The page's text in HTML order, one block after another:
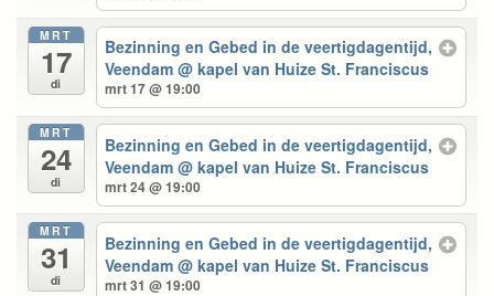
MRT
17
di
Bezinning en Gebed in de veertigdagentijd,
Veendam@ kapel van Huize St. Franciscus
mrt 17 @ 19:00
MRT
24
di
Bezinning en Gebed in de veertigdagentijd,
Veendam@ kapel van Huize St. Franciscus
mrt 24 @ 19:00
MRT
31
di
Bezinning en Gebed in de veertigdagentijd,
Veendam@ kapel van Huize St. Franciscus
mrt 31 @ 19:00